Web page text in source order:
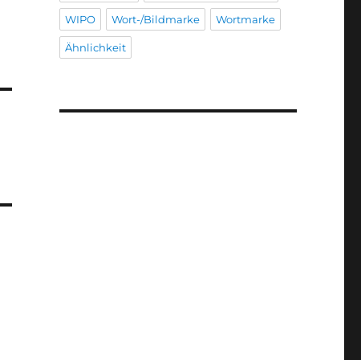
WIPO Wort-/Bildmarke Wortmarke
Ähnlichkeit